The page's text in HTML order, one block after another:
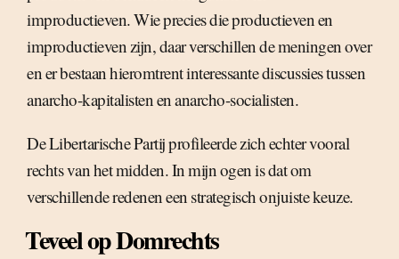
improductieven. Wie precies die productieven en
improductieven zijn, daar verschillen de meningen over
en er bestaan hieromtrent interessante discussies tussen
anarcho-kapitalisten en anarcho-socialisten.
De Libertarische Partij profileerde zich echter vooral
rechts van het midden. In mijn ogen is dat om
verschillende redenen een strategisch onjuiste keuze.
Teveel op Domrechts